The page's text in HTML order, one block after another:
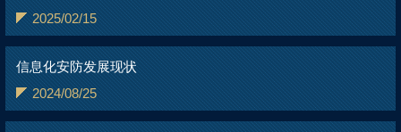
2025/02/15
信息化安防发展现状
2024/08/25